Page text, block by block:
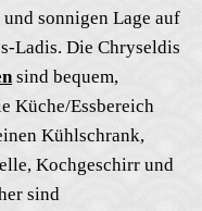
sonnigen Lage auf
Ladis. Die Chryseldis
sind bequem,
Küche/Essbereich
Kühlschrank,
Kochgeschirr und
sind